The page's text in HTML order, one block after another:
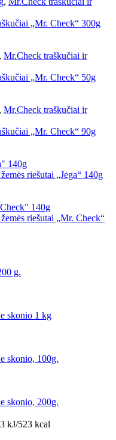
„Mr. Check“ 300g
, Mr.Check traškučiai ir
„Mr. Check“ 50g
, Mr.Check traškučiai ir
„Mr. Check“ 90g
140g
riešutai „Jėga“ 140g
140g
riešutai „Mr. Check“
g.
skonio 1 kg
skonio, 100g.
skonio, 200g.
kJ/523 kcal